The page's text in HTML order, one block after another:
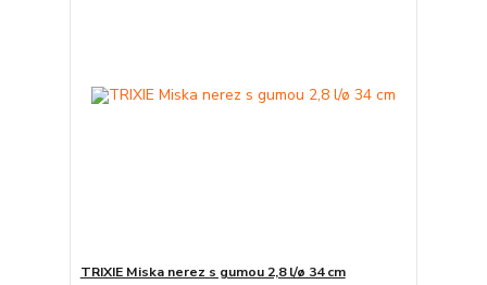
TRIXIE Miska nerez s gumou 2,8 l/ø 34 cm